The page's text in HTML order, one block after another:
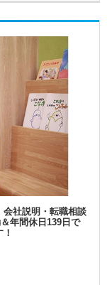
会社説明・転職相談
年間休日139日で